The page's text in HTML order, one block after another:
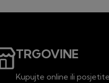
TRGOVINE
Kupujte online ili